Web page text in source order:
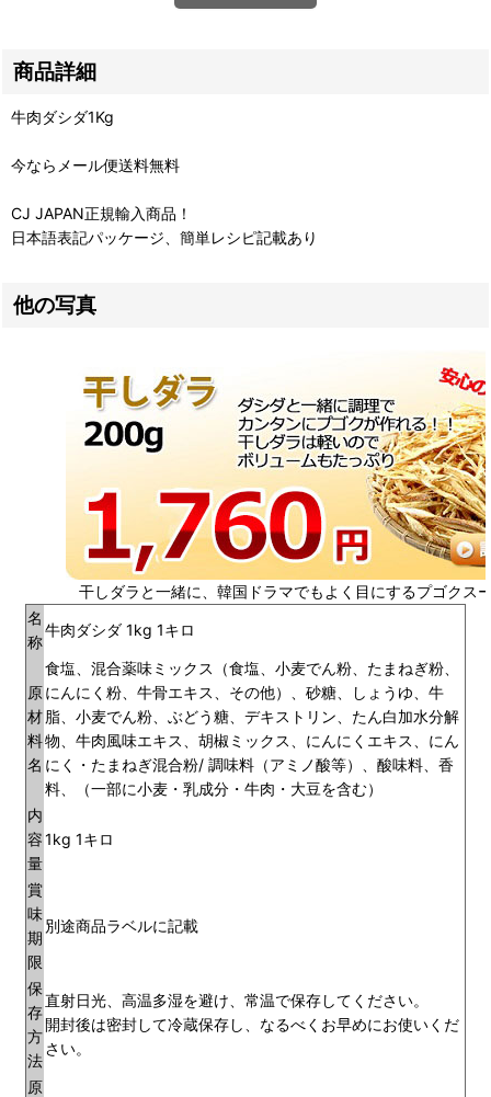
商品詳細
牛肉ダシダ1Kg
今ならメール便送料無料
CJ JAPAN正規輸入商品！
日本語表記パッケージ、簡単レシピ記載あり
他の写真
干しダラと一緒に、韓国ドラマでもよく目にするプゴクス
名
称
牛肉ダシダ 1kg 1キロ
原
材
料
名
食塩、混合薬味ミックス（食塩、小麦でん粉、たまねぎ粉、
にんにく粉、牛骨エキス、その他）、砂糖、しょうゆ、牛
脂、小麦でん粉、ぶどう糖、デキストリン、たん白加水分解
物、牛肉風味エキス、胡椒ミックス、にんにくエキス、にん
にく・たまねぎ混合粉/ 調味料（アミノ酸等）、酸味料、香
料、（一部に小麦・乳成分・牛肉・大豆を含む）
内
容
量
1kg 1キロ
賞
味
期
限
別途商品ラベルに記載
保
存
方
法
直射日光、高温多湿を避け、常温で保存してください。
開封後は密封して冷蔵保存し、なるべくお早めにお使いくだ
さい。
原